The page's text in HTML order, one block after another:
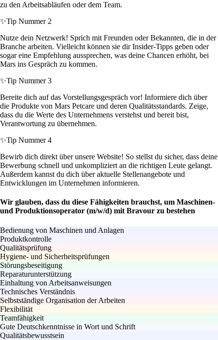
zu den Arbeitsabläufen oder dem Team.
✨Tip Nummer 2
Nutze dein Netzwerk! Sprich mit Freunden oder Bekannten, die in der
Branche arbeiten. Vielleicht können sie dir Insider-Tipps geben oder
sogar eine Empfehlung aussprechen, was deine Chancen erhöht, bei
Mars ins Gespräch zu kommen.
✨Tip Nummer 3
Bereite dich auf das Vorstellungsgespräch vor! Informiere dich über
die Produkte von Mars Petcare und deren Qualitätsstandards. Zeige,
dass du die Werte des Unternehmens verstehst und bereit bist,
Verantwortung zu übernehmen.
✨Tip Nummer 4
Bewirb dich direkt über unsere Website! So stellst du sicher, dass deine
Bewerbung schnell und unkompliziert an die richtigen Leute gelangt.
Außerdem kannst du dich über aktuelle Stellenangebote und
Entwicklungen im Unternehmen informieren.
Wir glauben, dass du diese Fähigkeiten brauchst, um Maschinen-
und Produktionsoperator (m/w/d) mit Bravour zu bestehen
Bedienung von Maschinen und Anlagen
Produktkontrolle
Qualitätsprüfung
Hygiene- und Sicherheitsprüfungen
Störungsbeseitigung
Reparaturunterstützung
Einhaltung von Arbeitsanweisungen
Technisches Verständnis
Selbstständige Organisation der Arbeiten
Flexibilität
Teamfähigkeit
Gute Deutschkenntnisse in Wort und Schrift
Qualitätsbewusstsein